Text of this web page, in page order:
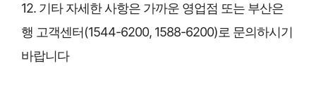
12. 기타 자세한 사항은 가까운 영업점 또는 부산은
행 고객센터(1544-6200, 1588-6200)로 문의하시기
바랍니다